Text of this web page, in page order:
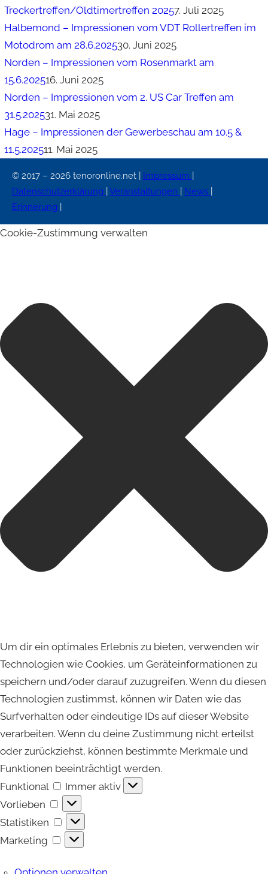
Treckertreffen/Oldtimertreffen 20257. Juli 2025
Halbemond – Impressionen vom VDT Rollertreffen im
Motodrom am 28.6.202530. Juni 2025
Norden – Impressionen vom Rosenmarkt am
15.6.202516. Juni 2025
Norden – Impressionen vom 2. US Car Treffen am
31.5.202531. Mai 2025
Hage – Impressionen der Gewerbeschau am 10.5 &
11.5.202511. Mai 2025
© 2017 – 2026 tenoronline.net | Impressum
Datenschutzerklärung
Veranstaltungen News
Erinnerung
Cookie-Zustimmung verwalten
Um dir ein optimales Erlebnis zu bieten, verwenden wir
Technologien wie Cookies, um Geräteinformationen zu
speichern und/oder darauf zuzugreifen. Wenn du diesen
Technologien zustimmst, können wir Daten wie das
Surfverhalten oder eindeutige IDs auf dieser Website
verarbeiten. Wenn du deine Zustimmung nicht erteilst
oder zurückziehst, können bestimmte Merkmale und
Funktionen beeinträchtigt werden.
Funktional
Funktional
Immer aktiv
Vorlieben
Vorlieben
Statistiken
Statistiken
Marketing
Marketing